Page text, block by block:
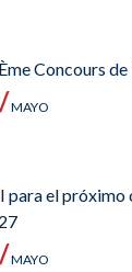
Concours
MAYO
para el próximo
MAYO